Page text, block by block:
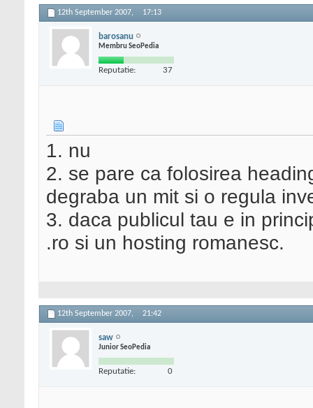
12th September 2007, 17:13
barosanu
Membru SeoPedia
Reputatie: 37
1. nu
2. se pare ca folosirea
degraba un mit si o regula
3. daca publicul tau e in
.ro si un hosting romanesc.
12th September 2007, 21:42
saw
Junior SeoPedia
Reputatie: 0